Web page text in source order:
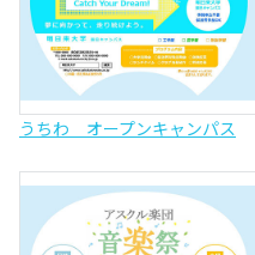
うちわ オープンキャンパス